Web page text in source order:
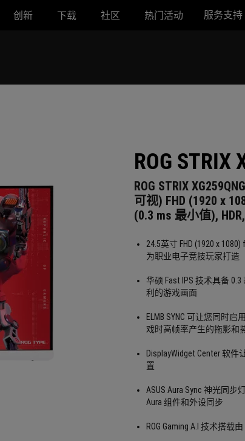
创新 下载 社区 热门活动 服务支持
ROG STRIX
ROG STRIX
可视) FHD (1920 x
(0.3 ms 最小值),
24.5英寸 FHD (1920 x
为职业电子竞技玩家打造
华硕 Fast IPS 技术具备
利的游戏画面
ELMB SYNC 可让您同时
戏时高帧率产生的拖影和
DisplayWidget Center 软
置
ASUS Aura Sync 神光同
Aura 组件和外设同步
ROG Gaming A.I 技术搭